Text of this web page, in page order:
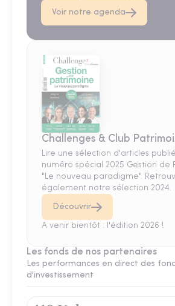
Voir notre agenda
Challenges & Club
Lire une sélection d'articles
numéro spécial 2025 Gestion de
"Le nouveau paradigme".
également notre sélection 2024.
Découvrir
A venir bientôt : l'édition 2026 !
Les fonds de nos partenaires
Les performances en direct des
d'investissement